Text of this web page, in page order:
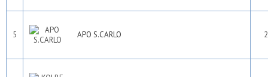
5 APO S.CARLO